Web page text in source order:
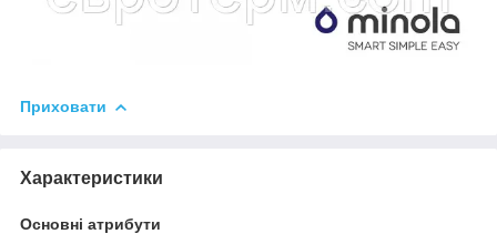
Приховати
Характеристики
Основні атрибути